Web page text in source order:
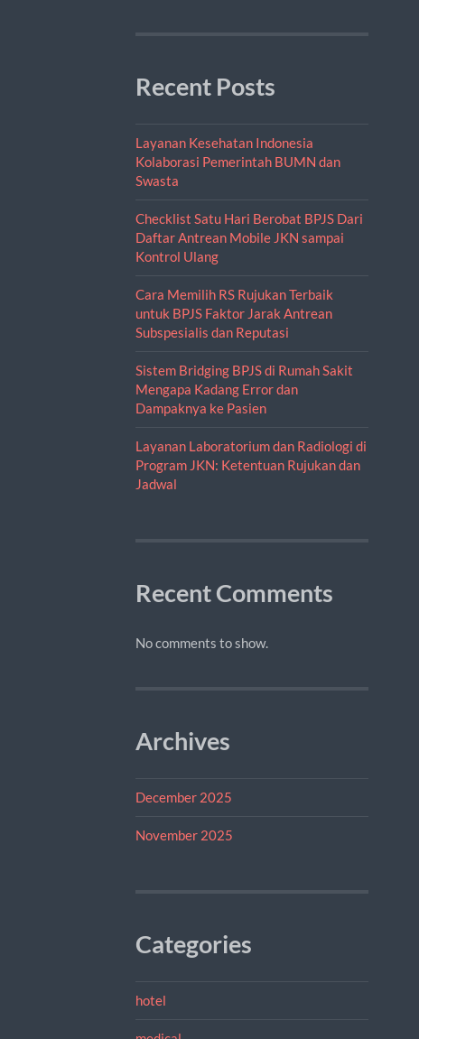
Recent Posts
Layanan Kesehatan Indonesia
Kolaborasi Pemerintah BUMN dan
Swasta
Checklist Satu Hari Berobat BPJS Dari
Daftar Antrean Mobile JKN sampai
Kontrol Ulang
Cara Memilih RS Rujukan Terbaik
untuk BPJS Faktor Jarak Antrean
Subspesialis dan Reputasi
Sistem Bridging BPJS di Rumah Sakit
Mengapa Kadang Error dan
Dampaknya ke Pasien
Layanan Laboratorium dan Radiologi di
Program JKN: Ketentuan Rujukan dan
Jadwal
Recent Comments
No comments to show.
Archives
December 2025
November 2025
Categories
hotel